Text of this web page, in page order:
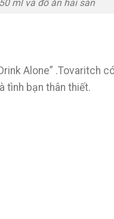
ml và đồ ăn hải sản
Alone” .Tovaritch
tình bạn thân thiết.